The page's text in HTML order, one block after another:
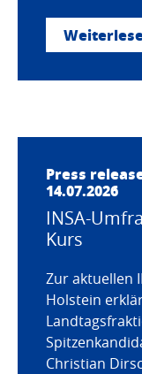
Press
14.07.2026
INSA-
Kurs
Zur aktuellen
Holstein
Christian